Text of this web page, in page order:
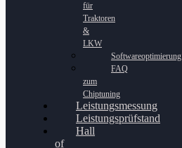
für
Traktoren
&
LKW
Softwareoptimierung
FAQ
zum
Chiptuning
Leistungsmessung
Leistungsprüfstand
Hall
of